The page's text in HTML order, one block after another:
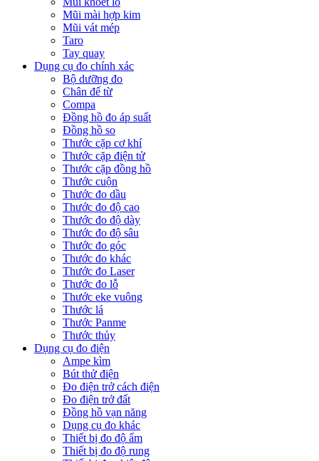
Mũi mài hợp kim
Mũi vát mép
Taro
Tay quay
Dụng cụ đo chính xác
Bộ dưỡng đo
Chân đế từ
Compa
Đồng hồ đo áp suất
Đồng hồ so
Thước cặp cơ khí
Thước cặp điện tử
Thước cặp đồng hồ
Thước cuộn
Thước đo dầu
Thước đo độ cao
Thước đo độ dày
Thước đo độ sâu
Thước đo góc
Thước đo khác
Thước đo Laser
Thước đo lỗ
Thước eke vuông
Thước lá
Thước Panme
Thước thủy
Dụng cụ đo điện
Ampe kìm
Bút thử điện
Đo điện trở cách điện
Đo điện trở đất
Đồng hồ vạn năng
Dụng cụ đo khác
Thiết bị đo độ ẩm
Thiết bị đo độ rung